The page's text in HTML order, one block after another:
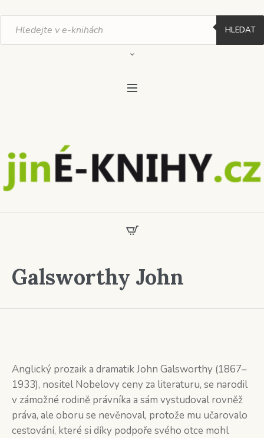
Products
search HLEDAT
Galsworthy John
Anglický prozaik a dramatik John Galsworthy (1867–
1933), nositel Nobelovy ceny za literaturu, se narodil
v zámožné rodině právníka a sám vystudoval rovněž
práva, ale oboru se nevěnoval, protože mu učarovalo
cestování, které si díky podpoře svého otce mohl